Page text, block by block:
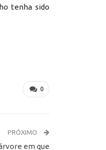
tenha sido
0
PRÓXIMO
em que